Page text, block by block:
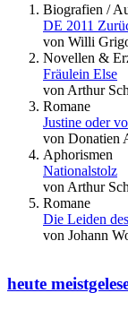
Biografien /
DE 2011
von Willi
Novellen &
Fräulein Else
von Arthur
Romane
Justine oder
von Donatien
Aphorismen
Nationalstolz
von Arthur
Romane
Die Leiden
von Johann
heute